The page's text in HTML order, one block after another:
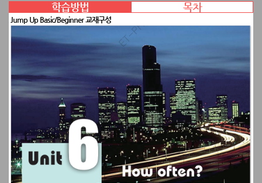
학습방법 목차
Jump Up Basic/Beginner 교재구성